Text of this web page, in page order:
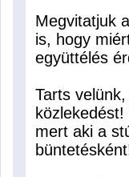
Megvitatjuk
is, hogy
együttélés
Tarts
mert aki a